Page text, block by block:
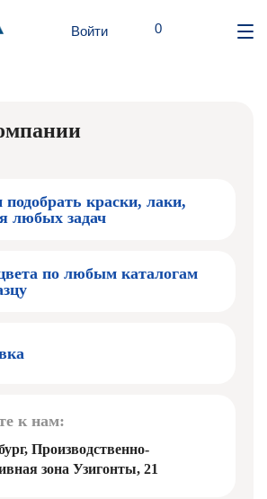
Войти Корзина
0шт.
краски, лаки,
любых задач
по любым каталогам
к нам:
Производственно-
зона Узигонты, 21